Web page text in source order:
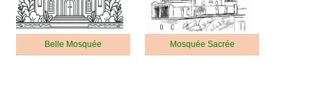
Belle Mosquée Mosquée Sacrée